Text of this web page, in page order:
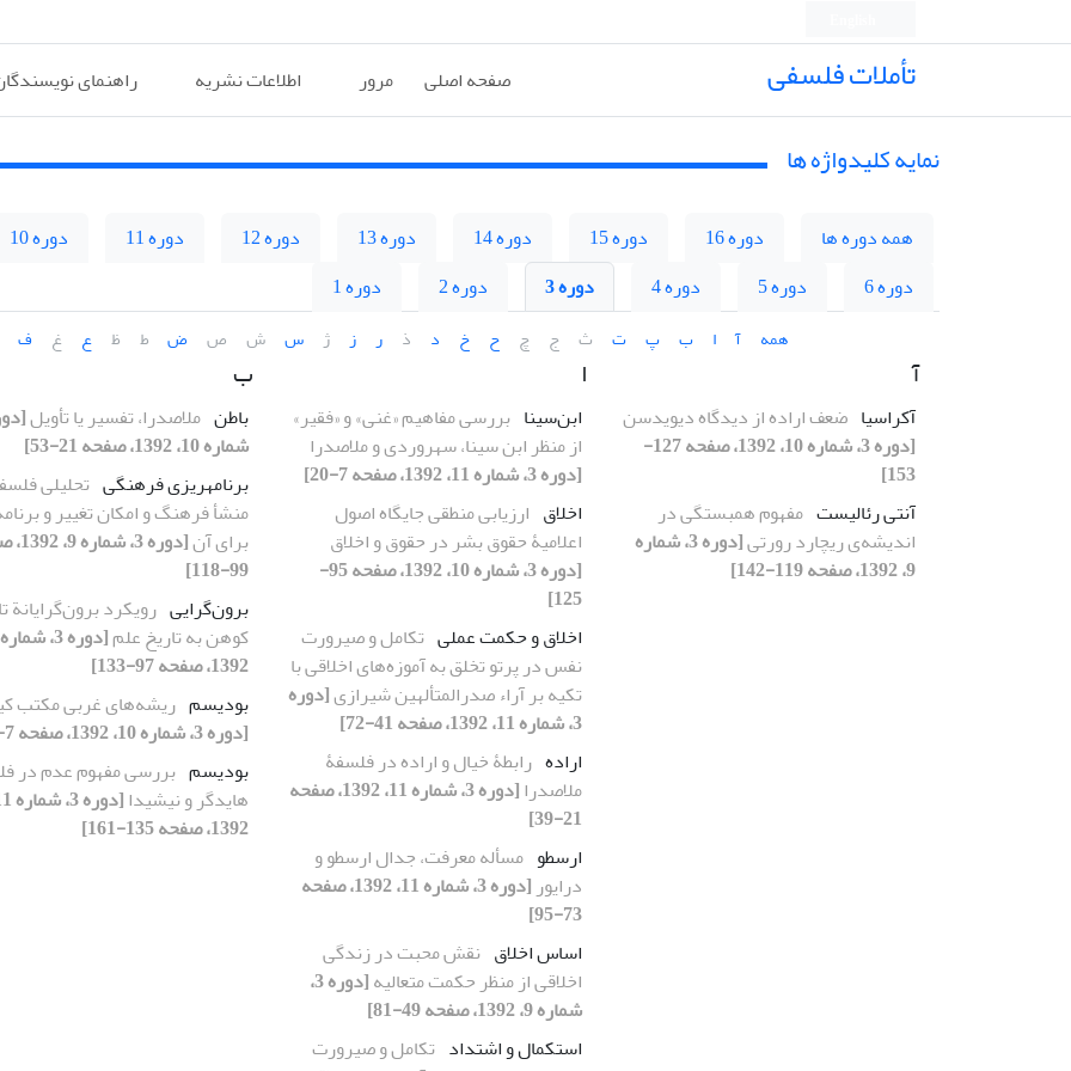
تأملات فلسفی صفحه اصلی مرور اطلاعات نشریه راهنمای
نمایه کلیدواژه ها
همه دوره ها دوره 16 دوره 15 دوره 14 دوره 13 دوره 12 دوره 11 دوره 10
دوره 6
دوره 5 دوره 4 دوره 3 دوره 2 دوره 1
همه آ ا ب پ ت ث ج چ ح خ د ذ ر ز ژ س ش ص ض ط ظ ع غ ف
آ
آکراسیا ضعف اراده از دیدگاه دیویدسن
[دوره 3، شماره 10، 1392، صفحه 127-
153]
آنتی رئالیست مفهوم همبستگی در
اندیشه‌ی ریچارد رورتی
[دوره 3، شماره
9، 1392، صفحه 119-142]
ا
ابن‌سینا بررسی مفاهیم «غنی» و «فقیر»
از منظر ابن سینا، سهروردی و ملاصدرا
[دوره 3، شماره 11، 1392، صفحه 7-20]
اخلاق ارزیابی منطقی جایگاه اصول
اعلامیۀ حقوق بشر در حقوق و اخلاق
[دوره 3، شماره 10، 1392، صفحه 95-
125]
اخلاق و حکمت عملی تکامل و صیرورت
نفس در پرتو تخلق به آموزه‌های اخلاقی با
تکیه بر آراء صدرالمتألهین شیرازی[دوره
3، شماره 11، 1392، صفحه 41-72]
اراده رابطۀ خیال و اراده در فلسفۀ
ملاصدرا
[دوره 3، شماره 11، 1392، صفحه
21-39]
ارسطو مسأله معرفت، جدال ارسطو و
درایور
[دوره 3، شماره 11، 1392، صفحه
73-95]
اساس اخلاق نقش محبت در زندگی
اخلاقی از منظر حکمت متعالیه
[دوره 3،
شماره 9، 1392، صفحه 49-81]
استکمال و اشتداد تکامل و صیرورت
ب
باطن ملاصدرا، تفسیر یا تأویل
شماره 10، 1392، صفحه 21-53]
برنامهریزی فرهنگی تحلیلی
منشأ فرهنگ و امکان تغییر و
برای آن
[دوره
99-118]
برو‌ن‌گرایی رویکرد
کوهن به تاریخ علم
1392، صفحه 97-133]
بودیسم ریشه‌های غربی مکتب
[دوره 3، شماره 10، 1392، صفحه 7-30]
بودیسم بررسی مفهوم عدم در
هایدگر و نیشیدا
1392، صفحه 135-161]